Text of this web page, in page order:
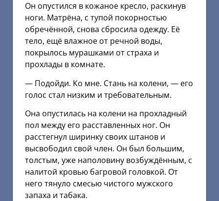
Он опустился в кожаное кресло, раскинув
ноги. Матрёна, с тупой покорностью
обречённой, снова сбросила одежду. Её
тело, ещё влажное от речной воды,
покрылось мурашками от страха и
прохлады в комнате.
— Подойди. Ко мне. Стань на колени, — его
голос стал низким и требовательным.
Она опустилась на колени на прохладный
пол между его расставленных ног. Он
расстегнул ширинку своих штанов и
высвободил свой член. Он был большим,
толстым, уже наполовину возбуждённым, с
налитой кровью багровой головкой. От
него тянуло смесью чистого мужского
запаха и табака.